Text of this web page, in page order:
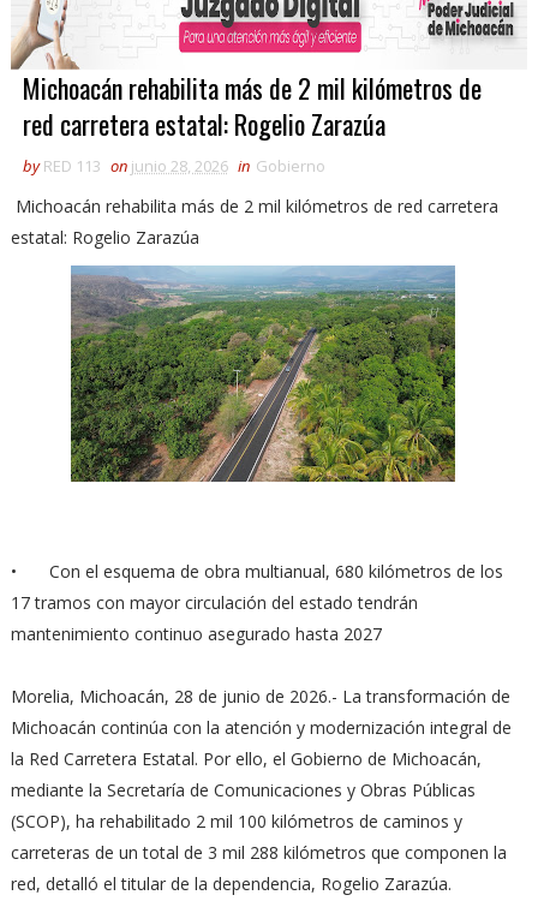
Michoacán rehabilita más de 2 mil kilómetros de
red carretera estatal: Rogelio Zarazúa
by RED 113 on junio 28, 2026 in Gobierno
Michoacán rehabilita más de 2 mil kilómetros de red carretera
estatal: Rogelio Zarazúa
•
Con el esquema de obra multianual, 680 kilómetros de los
17 tramos con mayor circulación del estado tendrán
mantenimiento continuo asegurado hasta 2027
Morelia, Michoacán, 28 de junio de 2026.- La transformación de
Michoacán continúa con la atención y modernización integral de
la Red Carretera Estatal. Por ello, el Gobierno de Michoacán,
mediante la Secretaría de Comunicaciones y Obras Públicas
(SCOP), ha rehabilitado 2 mil 100 kilómetros de caminos y
carreteras de un total de 3 mil 288 kilómetros que componen la
red, detalló el titular de la dependencia, Rogelio Zarazúa.